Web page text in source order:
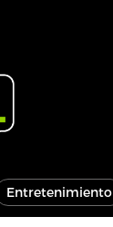
Entretenimiento